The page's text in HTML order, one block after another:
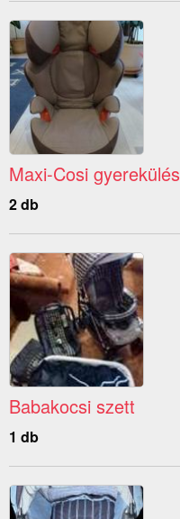
Maxi-Cosi gyerekülés
2 db
Babakocsi szett
1 db